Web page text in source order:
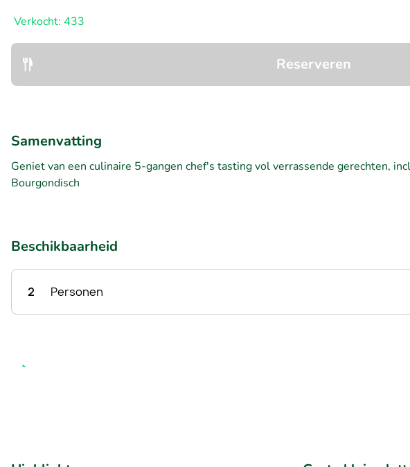
Verkocht: 433
Reserveren
Samenvatting
Geniet van een culinaire 5-gangen chef's tasting vol verrassende gerechten,
Bourgondisch
Beschikbaarheid
2 Personen